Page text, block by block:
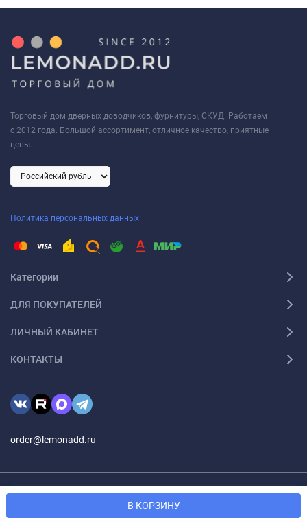
В КОРЗИНУ
Торговый дом дверных доводчиков, фурнитуры, СКУД. Работаем
с 2012 года. Большой ассортимент, отличное качество, приятные
цены.
Политика персональных данных
Категории
ДЛЯ ПОКУПАТЕЛЕЙ
ЛИЧНЫЙ КАБИНЕТ
КОНТАКТЫ
order@lemonadd.ru